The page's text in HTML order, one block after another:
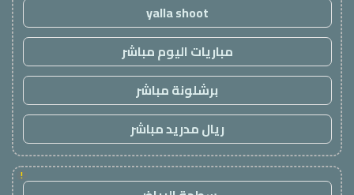
yalla shoot
مباريات اليوم مباشر
برشلونة مباشر
ريال مدريد مباشر
!